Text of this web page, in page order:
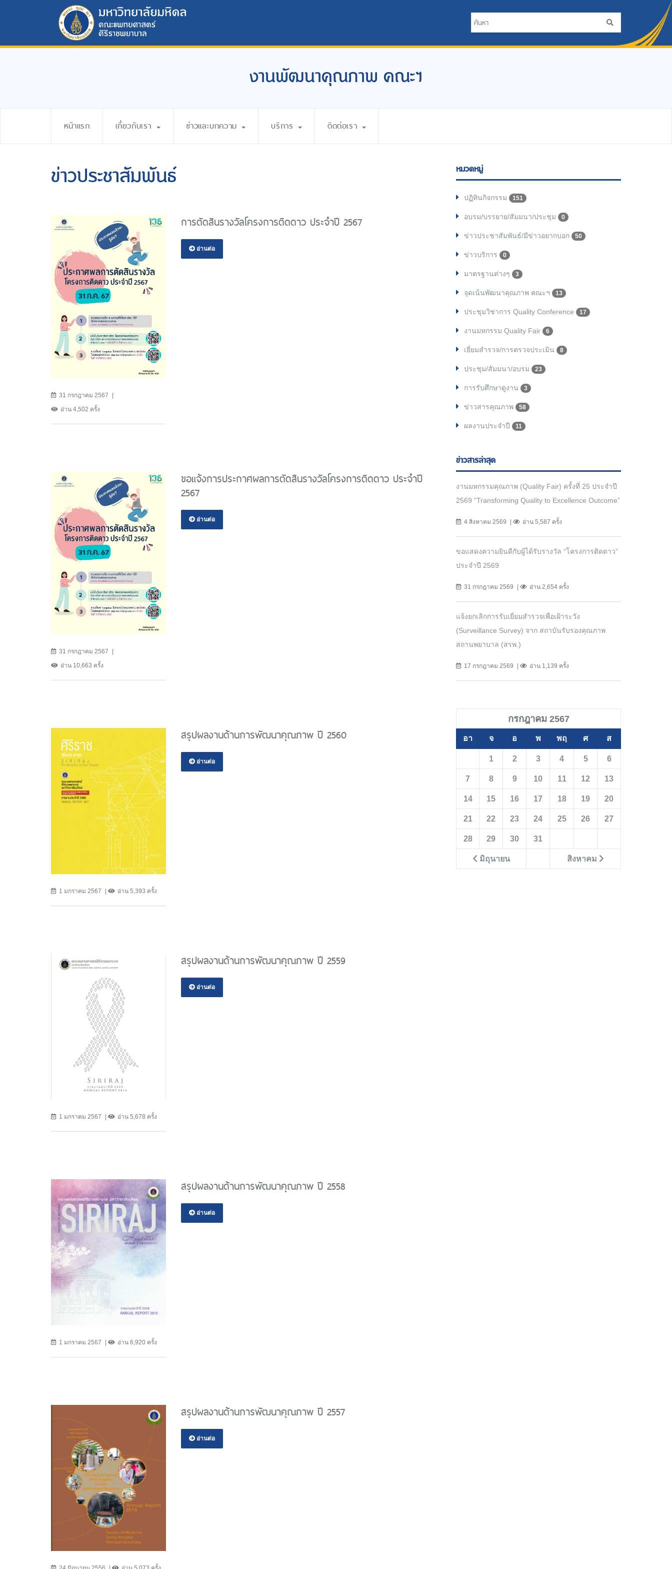
งานพัฒนาคุณภาพ คณะฯ
หน้าแรก เกี่ยวกับเรา ข่าวและบทความ บริการ ติดต่อเรา
ข่าวประชาสัมพันธ์
31 กรกฎาคม 2567
อ่าน 4,502 ครั้ง
การตัดสินรางวัลโครงการติดดาว ประจำปี 2567
อ่านต่อ
31 กรกฎาคม 2567
อ่าน 10,663 ครั้ง
ขอแจ้งการประกาศผลการตัดสินรางวัลโครงการติดดาว ประจำปี
2567
อ่านต่อ
1 มกราคม 2567 อ่าน 5,393 ครั้ง
สรุปผลงานด้านการพัฒนาคุณภาพ ปี 2560
อ่านต่อ
1 มกราคม 2567 อ่าน 5,678 ครั้ง
สรุปผลงานด้านการพัฒนาคุณภาพ ปี 2559
อ่านต่อ
1 มกราคม 2567 อ่าน 6,920 ครั้ง
สรุปผลงานด้านการพัฒนาคุณภาพ ปี 2558
อ่านต่อ
สรุปผลงานด้านการพัฒนาคุณภาพ ปี 2557
อ่านต่อ
หมวดหมู่
ปฏิทินกิจกรรม 151
อบรม/บรรยาย/สัมมนา/ประชุม 0
ข่าวประชาสัมพันธ์/มีข่าวอยากบอก 50
ข่าวบริการ 0
มาตรฐานต่างๆ 3
จุดเน้นพัฒนาคุณภาพ คณะฯ 13
ประชุมวิชาการ Quality Conference 17
งานมหกรรม Quality Fair 6
เยี่ยมสำรวจ/การตรวจประเมิน 8
ประชุม/สัมมนา/อบรม 23
การรับศึกษาดูงาน 3
ข่าวสารคุณภาพ 58
ผลงานประจำปี 11
ข่าวสารล่าสุด
งานมหกรรมคุณภาพ (Quality Fair) ครั้งที่ 25 ประจำปี
2569 “Transforming Quality to Excellence Outcome”
4 สิงหาคม 2569 อ่าน 5,587 ครั้ง
ขอแสดงความยินดีกับผู้ได้รับรางวัล “โครงการติดดาว”
ประจำปี 2569
31 กรกฎาคม 2569 อ่าน 2,654 ครั้ง
แจ้งยกเลิกการรับเยี่ยมสำรวจเพื่อเฝ้าระวัง
(Surveillance Survey) จาก สถาบันรับรองคุณภาพ
สถานพยาบาล (สรพ.)
17 กรกฎาคม 2569 อ่าน 1,139 ครั้ง
กรกฎาคม 2567
อา จ อ พ พฤ ศ ส
มิถุนายน สิงหาคม
1 2 3 4 5 6
7 8 9 10 11 12 13
14 15 16 17 18 19 20
21 22 23 24 25 26 27
28 29 30 31